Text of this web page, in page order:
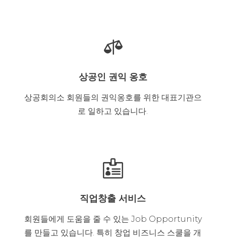

상공인 권익 옹호
상공회의소 회원들의 권익옹호를 위한 대표기관으
로 일하고 있습니다.

직업창출 서비스
회원들에게 도움을 줄 수 있는 Job Opportunity
를 만들고 있습니다. 특히 창업 비즈니스 스쿨을 개